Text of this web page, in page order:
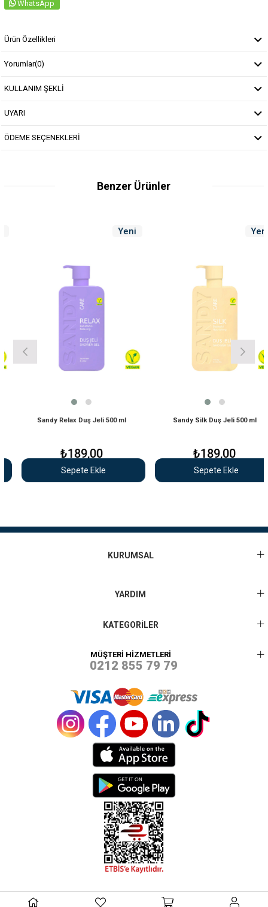
WhatsApp
Ürün Özellikleri
Yorumlar(0)
KULLANIM ŞEKLİ
UYARI
ÖDEME SEÇENEKLERİ
Benzer Ürünler
Sandy Relax Duş Jeli 500 ml
₺189,00
Sepete Ekle
Yeni
Sandy Silk Duş Jeli 500 ml
₺189,00
Sepete Ekle
Yeni
KURUMSAL
YARDIM
KATEGORİLER
MÜŞTERİ HİZMETLERİ
0212 855 79 79
© 2021 PEREJA - TÜM HAKLARI SAKLIDIR.